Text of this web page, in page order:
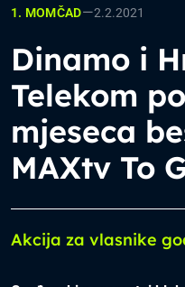
1. MOMČAD—2.2.2021
Dinamo i
Telekom
mjeseca
MAXtv To
Akcija za vlasnike